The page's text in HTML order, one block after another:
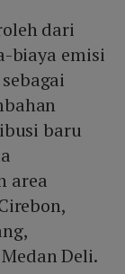
dari
biaya emisi
baru
area
Deli.